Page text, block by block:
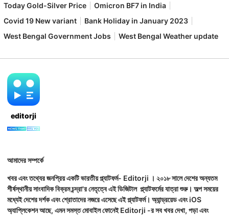
Today Gold-Silver Price
Omicron BF7 in India
Covid 19 New variant
Bank Holiday in January 2023
West Bengal Government Jobs
West Bengal Weather update
editorji
আমাদের সম্পর্কে
খবর এবং তথ্যের জনপ্রিয় একটি ভারতীয় প্ল্যাটফর্ম- Editorji । ২০১৮ সালে দেশের অন্যতম
শীর্ষস্থানীয় সাংবাদিক বিক্রম চন্দ্রা'র নেতৃত্বে এই ডিজিটাল প্ল্যাটফর্মের যাত্রা শুরু। অল্প সময়ের
মধ্যেই দেশের দর্শক এবং শ্রোতাদের নজরে এসেছে এই প্ল্যাটফর্ম। অ্যান্ড্রয়েড এবং iOS
অ্যাপ্লিকেশন আছে, এমন সমস্ত মোবাইল ফোনেই Editorji -র সব খবর দেখা, পড়া এবং